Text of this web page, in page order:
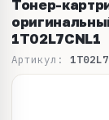
Тонер-
1T02L7CNL1
Артикул: